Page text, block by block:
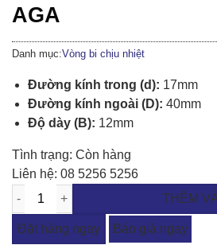
AGA
Danh mục:Vòng bi chịu nhiệt
Đường kính trong (d): 17mm
Đường kính ngoài (D): 40mm
Độ dày (B): 12mm
Tình trạng: Còn hàng
Liên hệ: 08 5256 5256
THÊM
Đặt hàng ngay
Báo giá ngay